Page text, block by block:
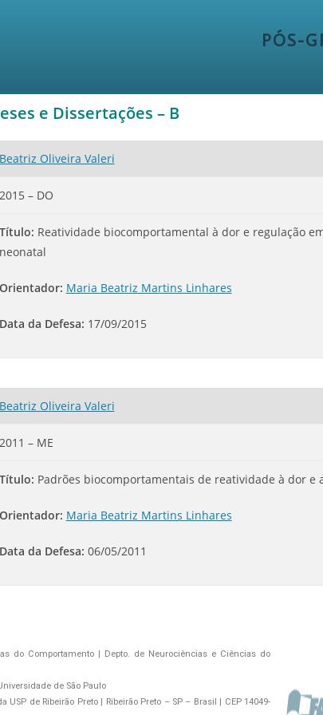
PÓS-
e Dissertações – B
Beatriz Oliveira Valeri
2015 – DO
Título: Reatividade biocomportamental à dor e regulação
neonatal
Orientador: Maria Beatriz Martins Linhares
Data da Defesa: 17/09/2015
Beatriz Oliveira Valeri
2011 – ME
Título: Padrões biocomportamentais de reatividade à dor
Orientador: Maria Beatriz Martins Linhares
Data da Defesa: 06/05/2011
do Comportamento | Depto. de Neurociências e Ciências do
de São Paulo
USP de Ribeirão Preto | Ribeirão Preto – SP – Brasil | CEP 14049-